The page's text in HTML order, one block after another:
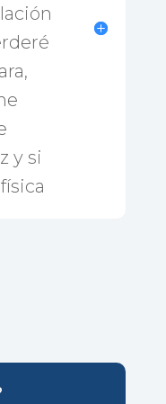
y si